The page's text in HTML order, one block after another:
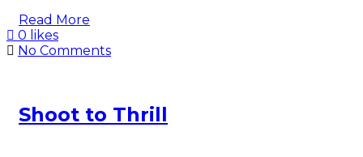
Read More
0 likes
No Comments
Shoot to Thrill